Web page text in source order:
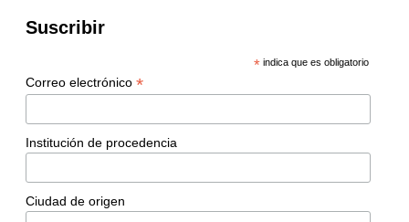
Suscribir
* indica que es obligatorio
Correo electrónico *
Institución de procedencia
Ciudad de origen